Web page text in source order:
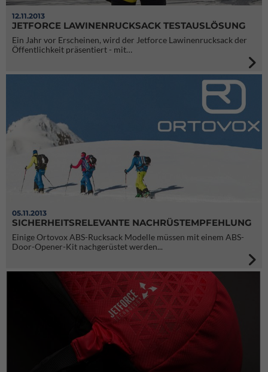
12.11.2013
JETFORCE LAWINENRUCKSACK TESTAUSLÖSUNG
Ein Jahr vor Erscheinen, wird der Jetforce Lawinenrucksack der
Öffentlichkeit präsentiert - mit…
05.11.2013
SICHERHEITSRELEVANTE NACHRÜSTEMPFEHLUNG
Einige Ortovox ABS-Rucksack Modelle müssen mit einem ABS-
Door-Opener-Kit nachgerüstet werden...